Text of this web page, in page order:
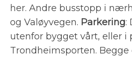
her. Andre busstopp i
og Valøyvegen. Parkering:
utenfor bygget vårt, eller i
Trondheimsporten. Begge